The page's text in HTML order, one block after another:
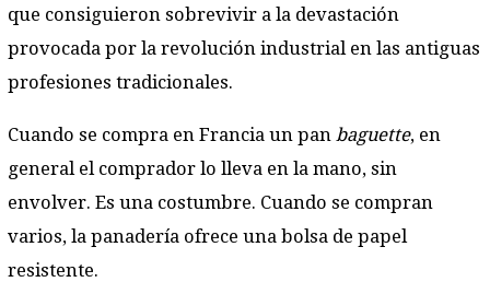
que consiguieron sobrevivir a la devastación
provocada por la revolución industrial en las antiguas
profesiones tradicionales.
Cuando se compra en Francia un pan baguette, en
general el comprador lo lleva en la mano, sin
envolver. Es una costumbre. Cuando se compran
varios, la panadería ofrece una bolsa de papel
resistente.